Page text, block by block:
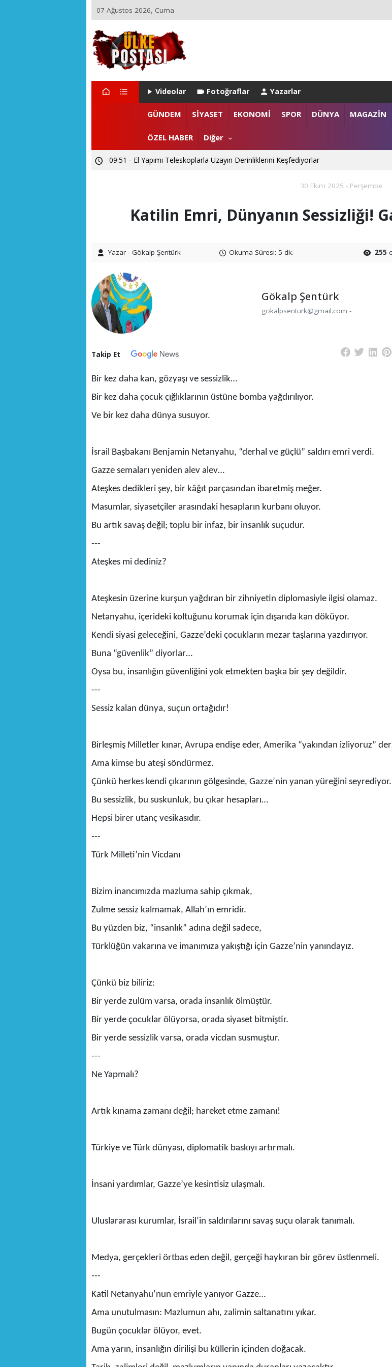
07 Ağustos 2026, Cuma
Videolar Fotoğraflar Yazarlar
GÜNDEM SİYASET EKONOMİ SPOR DÜNYA MAGAZİN
ÖZEL HABER Diğer
21:17 - Ülke Postası’ndan Sağlık Bakanlığı’na Üst Düzey Ziyaret
09:51 - El Yapımı Teleskoplarla Uzayın Derinliklerini Keşfediyorlar
30 Ekim 2025 - Perşembe
Katilin Emri, Dünyanın Sessizliği!
Yazar - Gökalp Şentürk Okuma Süresi: 5 dk. 255
Gökalp Şentürk
gokalpsenturk@gmail.com -
Takip Et
Bir kez daha kan, gözyaşı ve sessizlik…
Bir kez daha çocuk çığlıklarının üstüne bomba yağdırılıyor.
Ve bir kez daha dünya susuyor.
İsrail Başbakanı Benjamin Netanyahu, “derhal ve güçlü” saldırı emri verdi.
Gazze semaları yeniden alev alev…
Ateşkes dedikleri şey, bir kâğıt parçasından ibaretmiş meğer.
Masumlar, siyasetçiler arasındaki hesapların kurbanı oluyor.
Bu artık savaş değil; toplu bir infaz, bir insanlık suçudur.
---
Ateşkes mi dediniz?
Ateşkesin üzerine kurşun yağdıran bir zihniyetin diplomasiyle ilgisi olamaz.
Netanyahu, içerideki koltuğunu korumak için dışarıda kan döküyor.
Kendi siyasi geleceğini, Gazze’deki çocukların mezar taşlarına yazdırıyor.
Buna “güvenlik” diyorlar…
Oysa bu, insanlığın güvenliğini yok etmekten başka bir şey değildir.
---
Sessiz kalan dünya, suçun ortağıdır!
Birleşmiş Milletler kınar, Avrupa endişe eder, Amerika “yakından izliyoruz”
Ama kimse bu ateşi söndürmez.
Çünkü herkes kendi çıkarının gölgesinde, Gazze’nin yanan yüreğini seyrediyor.
Bu sessizlik, bu suskunluk, bu çıkar hesapları…
Hepsi birer utanç vesikasıdır.
---
Türk Milleti’nin Vicdanı
Bizim inancımızda mazluma sahip çıkmak,
Zulme sessiz kalmamak, Allah’ın emridir.
Bu yüzden biz, “insanlık” adına değil sadece,
Türklüğün vakarına ve imanımıza yakıştığı için Gazze’nin yanındayız.
Çünkü biz biliriz:
Bir yerde zulüm varsa, orada insanlık ölmüştür.
Bir yerde çocuklar ölüyorsa, orada siyaset bitmiştir.
Bir yerde sessizlik varsa, orada vicdan susmuştur.
---
Ne Yapmalı?
Artık kınama zamanı değil; hareket etme zamanı!
Türkiye ve Türk dünyası, diplomatik baskıyı artırmalı.
İnsani yardımlar, Gazze’ye kesintisiz ulaşmalı.
Uluslararası kurumlar, İsrail’in saldırılarını savaş suçu olarak tanımalı.
Medya, gerçekleri örtbas eden değil, gerçeği haykıran bir görev üstlenmeli.
---
Katil Netanyahu’nun emriyle yanıyor Gazze…
Ama unutulmasın: Mazlumun ahı, zalimin saltanatını yıkar.
Bugün çocuklar ölüyor, evet.
Ama yarın, insanlığın dirilişi bu küllerin içinden doğacak.